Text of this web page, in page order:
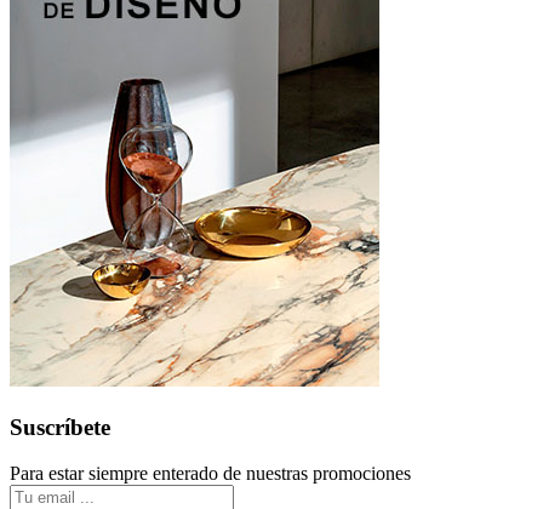
Suscríbete
Para estar siempre enterado de nuestras promociones